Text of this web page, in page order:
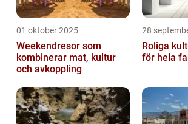
01 oktober 2025
Weekendresor som
kombinerar mat, kultur
och avkoppling
28
Roliga
för hela